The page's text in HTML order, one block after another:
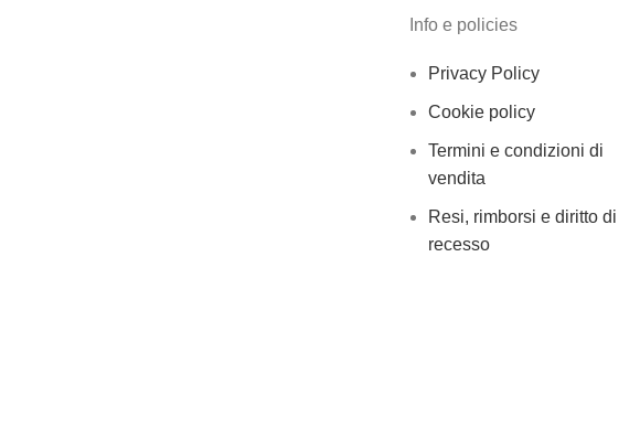
Info e policies
Privacy Policy
Cookie policy
Termini e condizioni di
vendita
Resi, rimborsi e diritto di
recesso